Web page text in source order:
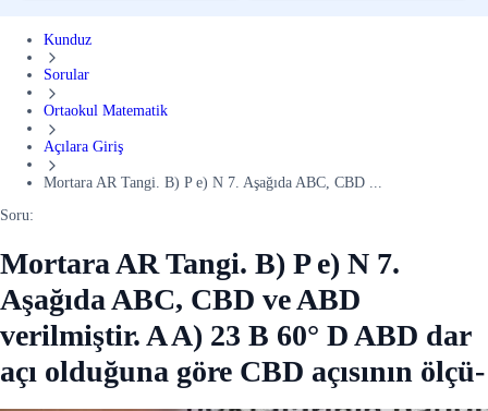
Kunduz
Sorular
Ortaokul Matematik
Açılara Giriş
Mortara AR Tangi. B) P e) N 7. Aşağıda ABC, CBD ...
Soru:
Mortara AR Tangi. B) P e) N 7.
Aşağıda ABC, CBD ve ABD
verilmiştir. A A) 23 B 60° D ABD dar
açı olduğuna göre CBD açısının ölçü-